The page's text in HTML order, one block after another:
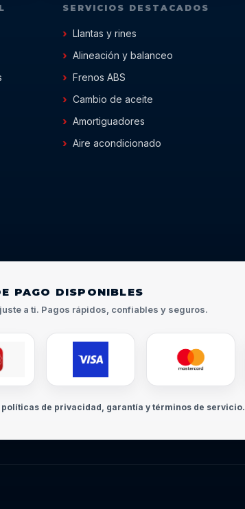
SERVICIOS DESTACADOS
Llantas y rines
Alineación y balanceo
Frenos ABS
Cambio de aceite
Amortiguadores
Aire acondicionado
PAGO DISPONIBLES
a ti. Pagos rápidos, confiables y seguros.
políticas de privacidad, garantía y términos de servicio.